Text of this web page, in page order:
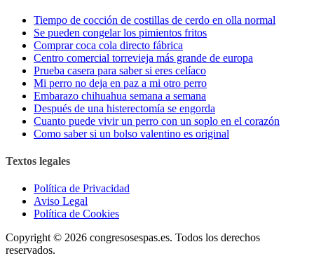
Tiempo de cocción de costillas de cerdo en olla normal
Se pueden congelar los pimientos fritos
Comprar coca cola directo fábrica
Centro comercial torrevieja más grande de europa
Prueba casera para saber si eres celíaco
Mi perro no deja en paz a mi otro perro
Embarazo chihuahua semana a semana
Después de una histerectomía se engorda
Cuanto puede vivir un perro con un soplo en el corazón
Como saber si un bolso valentino es original
Textos legales
Política de Privacidad
Aviso Legal
Política de Cookies
Copyright © 2026 congresosespas.es. Todos los derechos
reservados.